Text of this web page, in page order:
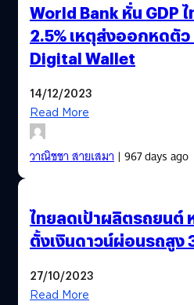
World Bank หั่น GDP
2.5% เหตุส่งออกหดตัว
Digital Wallet
14/12/2023
Read More
วาณิชชา สายเสมา| 967 days ago
ไทยลดเป้าผลิตรถยนต์
ตั้งเงินดาวน์ผ่อนรถสูง
27/10/2023
Read More